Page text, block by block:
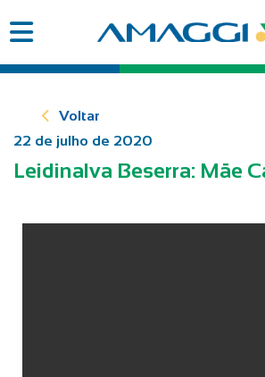
Voltar
22 de julho de 2020
Leidinalva Beserra: Mãe